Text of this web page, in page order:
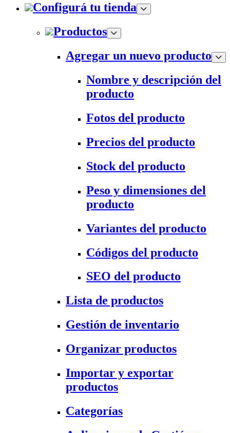
Configurá tu tienda
Productos
Agregar un nuevo producto
Nombre y descripción del
producto
Fotos del producto
Precios del producto
Stock del producto
Peso y dimensiones del
producto
Variantes del producto
Códigos del producto
SEO del producto
Lista de productos
Gestión de inventario
Organizar productos
Importar y exportar
productos
Categorías